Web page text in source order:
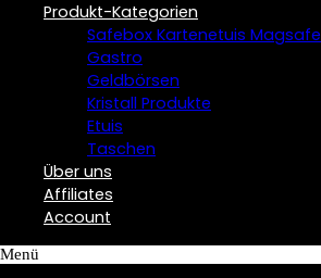
Produkt-Kategorien
Safebox Kartenetuis Magsafe
Gastro
Geldbörsen
Kristall Produkte
Etuis
Taschen
Über uns
Affiliates
Account
Menü